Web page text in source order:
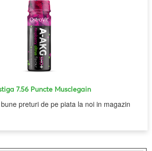
7.56 Puncte Musclegain
preturi de pe piata la noi in magazin